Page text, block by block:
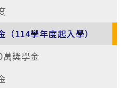
114學年度起入學）
獎學金